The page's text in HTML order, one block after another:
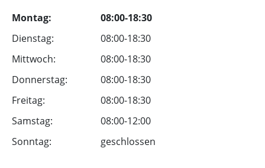
Montag:
08:00-18:30
Dienstag:
08:00-18:30
Mittwoch:
08:00-18:30
Donnerstag:
08:00-18:30
Freitag:
08:00-18:30
Samstag:
08:00-12:00
Sonntag:
geschlossen